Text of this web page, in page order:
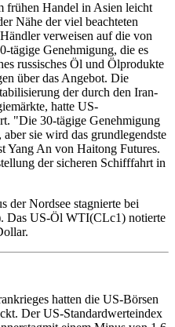
frühen Handel in Asien leicht
Nähe der viel beachteten
verweisen auf die von
tägige Genehmigung, die es
russisches Öl und Ölprodukte
über das Angebot. Die
der durch den Iran-
hatte US-
"Die 30-tägige Genehmigung
sie wird das grundlegendste
Yang An von Haitong Futures.
der sicheren Schifffahrt in
der Nordsee stagnierte bei
Das US-Öl WTI(CLc1) notierte
hatten die US-Börsen
Der US-Standardwerteindex